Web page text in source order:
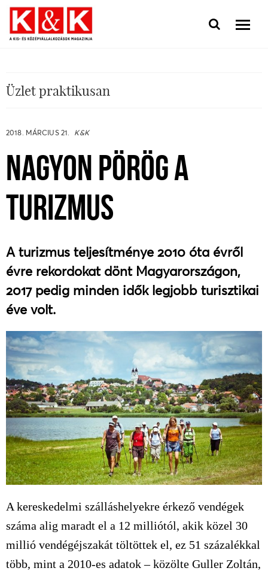
Üzlet praktikusan
2018. MÁRCIUS 21. K&K
NAGYON PÖRÖG A
TURIZMUS
A turizmus teljesítménye 2010 óta évről
évre rekordokat dönt Magyarországon,
2017 pedig minden idők legjobb turisztikai
éve volt.
A kereskedelmi szálláshelyekre érkező vendégek
száma alig maradt el a 12 milliótól, akik közel 30
millió vendégéjszakát töltöttek el, ez 51 százalékkal
több, mint a 2010-es adatok – közölte Guller Zoltán,